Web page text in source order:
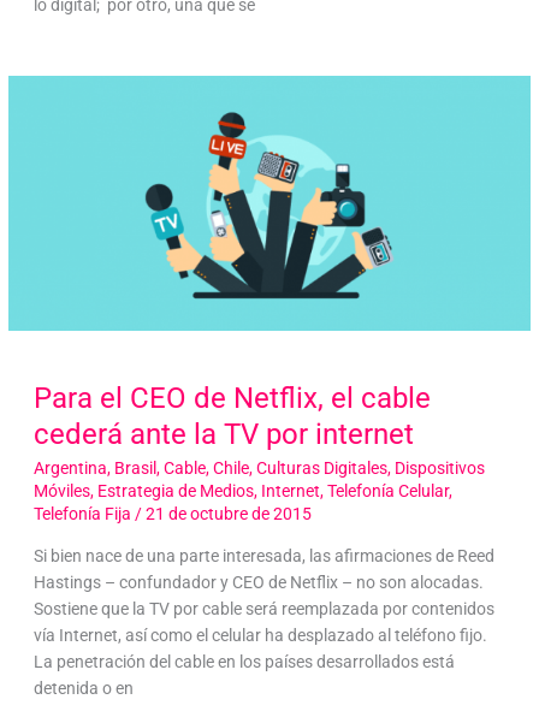
lo digital; por otro, una que se
Para el CEO de Netflix, el cable
cederá ante la TV por internet
Argentina, Brasil,Cable,Chile,Culturas Digitales, Dispositivos
Móviles, Estrategia de Medios, Internet,Telefonía Celular,
Telefonía Fija /21 de octubre de 2015
Si bien nace de una parte interesada, las afirmaciones de Reed
Hastings – confundador y CEO de Netflix – no son alocadas.
Sostiene que la TV por cable será reemplazada por contenidos
vía Internet, así como el celular ha desplazado al teléfono fijo.
La penetración del cable en los países desarrollados está
detenida o en